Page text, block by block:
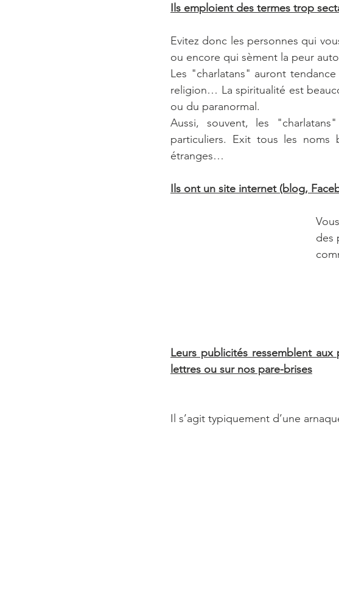
Ils emploient des termes trop
Evitez donc les personnes qui
ou encore qui sèment la peur
Les "charlatans" auront
religion… La spiritualité est
ou du paranormal.
Aussi, souvent, les
particuliers. Exit tous les noms
étranges…
Ils ont un site internet (blog,
des
Leurs publicités ressemblent
lettres ou sur nos pare-brises
Il s’agit typiquement d’une